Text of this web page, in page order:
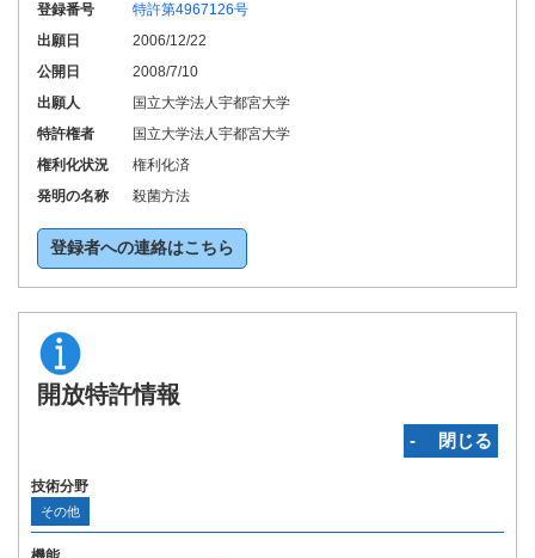
登録番号
特許第4967126号
出願日
2006/12/22
公開日
2008/7/10
出願人
国立大学法人宇都宮大学
特許権者
国立大学法人宇都宮大学
権利化状況
権利化済
発明の名称
殺菌方法
登録者への連絡はこちら
開放特許情報
‐ 閉じる
技術分野
その他